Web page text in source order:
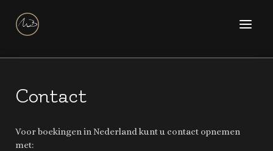
Contact
Voor boekingen in Nederland kunt u contact opnemen
met: